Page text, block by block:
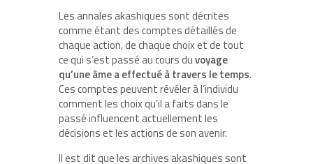
Les annales akashiques sont décrites
comme étant des comptes détaillés de
chaque action, de chaque choix et de tout
ce qui s’est passé au cours duvoyage
qu’une âme a effectué à travers le temps.
Ces comptes peuvent révéler à l’individu
comment les choix qu’il a faits dans le
passé influencent actuellement les
décisions et les actions de son avenir.
Il est dit que les archives akashiques sont